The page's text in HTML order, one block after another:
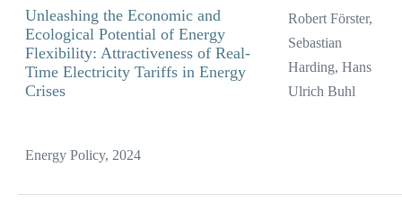
Unleashing the Economic and
Ecological Potential of Energy
Flexibility: Attractiveness of Real-
Time Electricity Tariffs in Energy
Crises
Energy Policy, 2024
Robert Förster,
Sebastian
Harding, Hans
Ulrich Buhl